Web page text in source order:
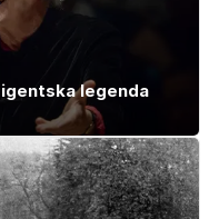
legenda